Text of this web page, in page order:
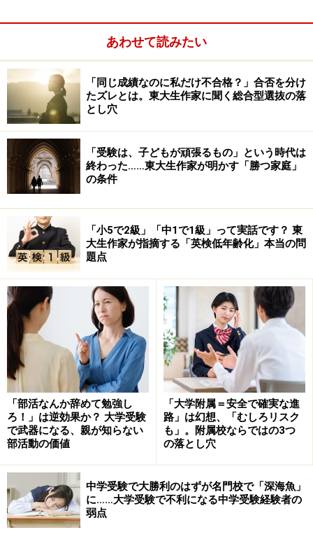
国立並みの授業料
授業料は年額で535,800円。初年度は入学金282,000円が
必要だが、工学系の私立大学としては信じられないほど
に安い。初年度納入費で保険などを含め824,940円。こ
れはほぼ国立と同額。私立理工系の一般的な初年度納入
費が年額160万～180万円であることを考えると素晴らし
いという一語に尽きる。また学業成績に応じて全額、半
額または４分の１相当額を給付する奨学金と希望者全員
に貸与される無利子の奨学金まである。
>>全寮制から育まれる人間関係>>
あわせて読みたい
「同じ成績なのに私だけ不合格？」合否を分け
たズレとは。東大生作家に聞く総合型選抜の落
とし穴
「受験は、子どもが頑張るもの」という時代は
終わった……東大生作家が明かす「勝つ家庭」
の条件
「小5で2級」「中1で1級」って実話です？ 東
大生作家が指摘する「英検低年齢化」本当の問
題点
「部活なんか辞めて勉強し
ろ！」は逆効果か？ 大学受験
で武器になる、親が知らない
部活動の価値
「大学附属＝安全で確実な進
路」は幻想、「むしろリスク
も」。附属校ならではの3つ
の落とし穴
中学受験で大勝利のはずが名門校で「深海魚」
に……大学受験で不利になる中学受験経験者の
弱点